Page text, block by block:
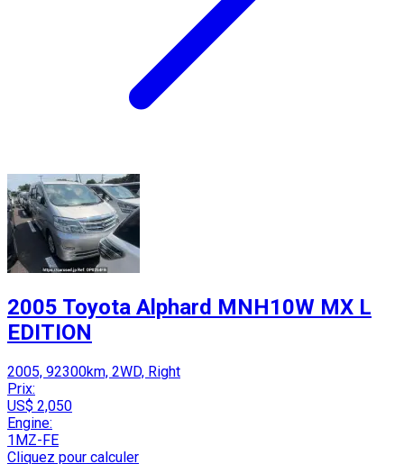
2005 Toyota Alphard MNH10W MX L
EDITION
2005, 92300km, 2WD, Right
Prix:
US$ 2,050
Engine:
1MZ-FE
Cliquez pour calculer